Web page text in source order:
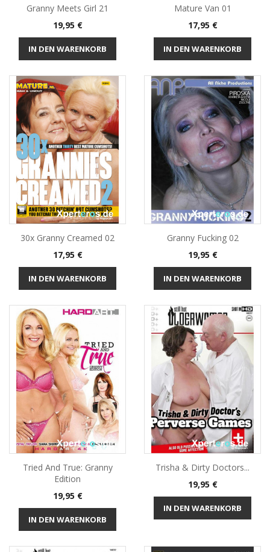
Granny Meets Girl 21
Preis
19,95 €
IN DEN WARENKORB
Mature Van 01
Preis
17,95 €
IN DEN WARENKORB
30x Granny Creamed 02
Preis
17,95 €
IN DEN WARENKORB
Granny Fucking 02
Preis
19,95 €
IN DEN WARENKORB
Tried And True: Granny
Edition
Preis
19,95 €
IN DEN WARENKORB
Trisha & Dirty Doctors...
Preis
19,95 €
IN DEN WARENKORB